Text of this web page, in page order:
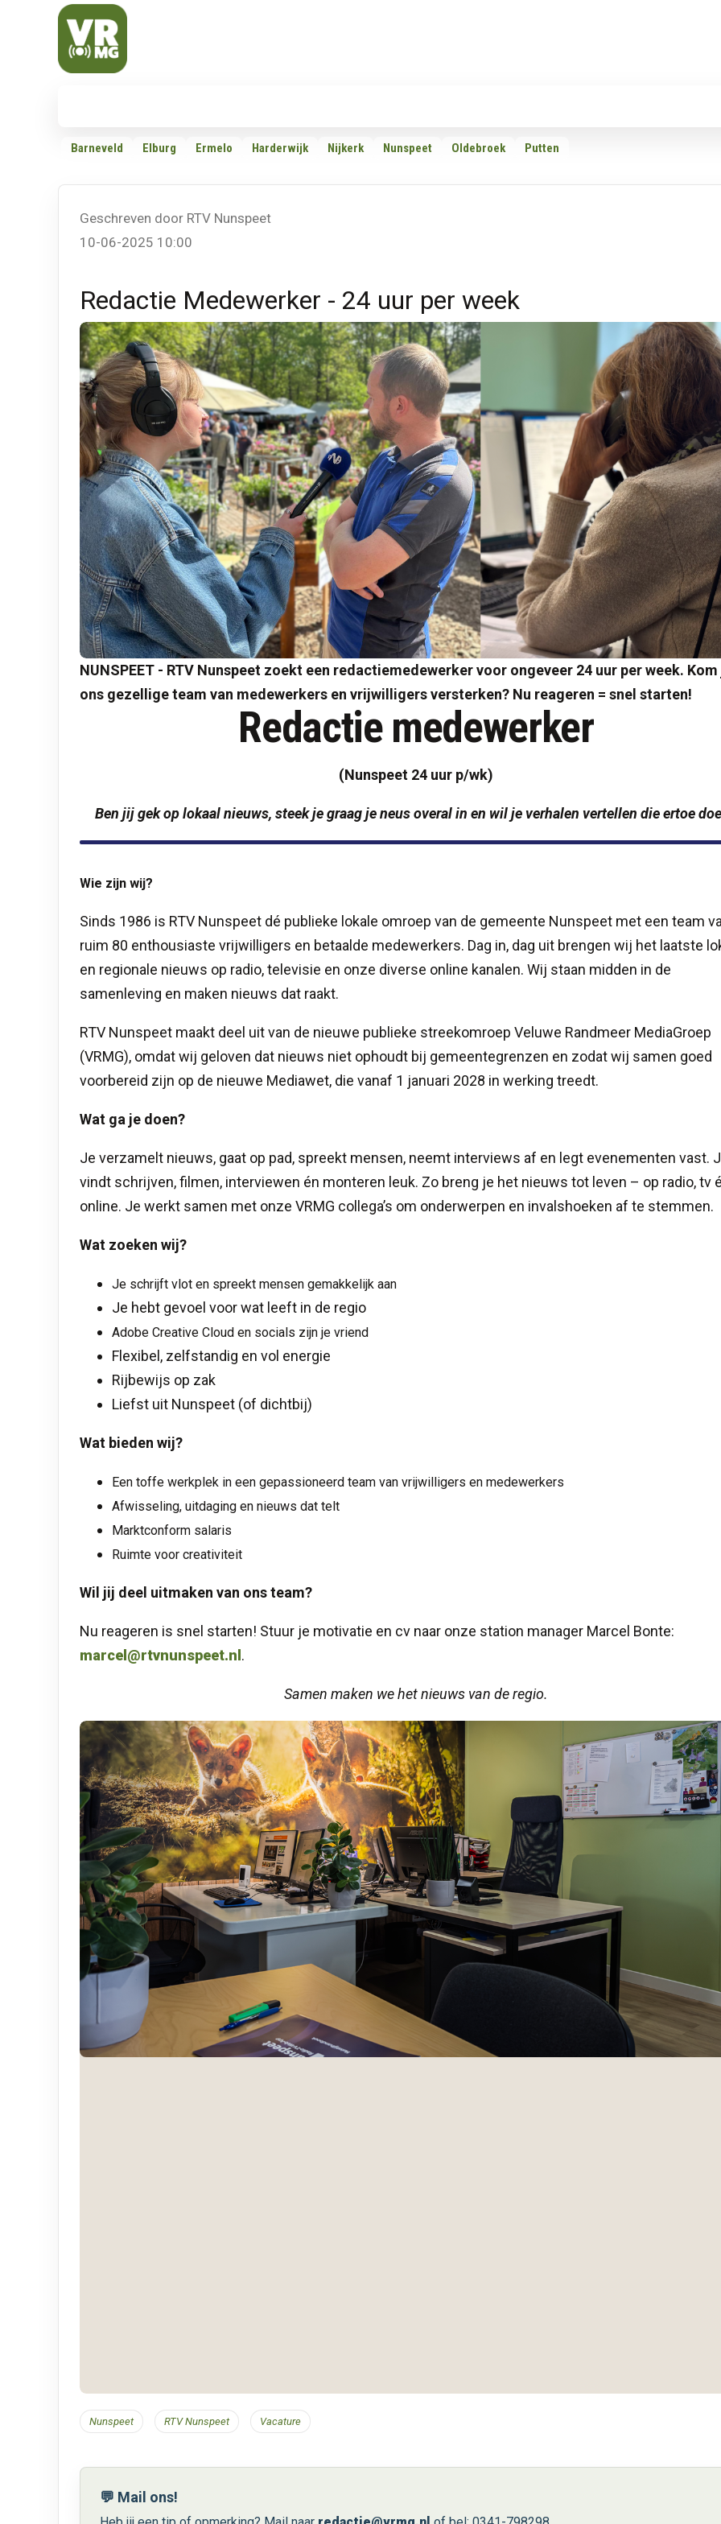
Veluwe Randmeer Mediagroep
VRMG, de omroep voor de Noord-West Veluwe
Barneveld Elburg Ermelo Harderwijk Nijkerk Nunspeet Oldebroek Putten
Geschreven door RTV Nunspeet
10-06-2025 10:00
Redactie Medewerker - 24 uur per week
NUNSPEET - RTV Nunspeet zoekt een redactiemedewerker voor ongeveer 24 uur per week.
ons gezellige team van medewerkers en vrijwilligers versterken? Nu reageren = snel starten!
Redactie medewerker
(Nunspeet 24 uur p/wk)
Ben jij gek op lokaal nieuws, steek je graag je neus overal in en wil je verhalen vertellen die ertoe
Wie zijn wij?
Sinds 1986 is RTV Nunspeet dé publieke lokale omroep van de gemeente Nunspeet met een team
ruim 80 enthousiaste vrijwilligers en betaalde medewerkers. Dag in, dag uit brengen wij het laatste
en regionale nieuws op radio, televisie en onze diverse online kanalen. Wij staan midden in de
samenleving en maken nieuws dat raakt.
RTV Nunspeet maakt deel uit van de nieuwe publieke streekomroep Veluwe Randmeer MediaGroep
(VRMG), omdat wij geloven dat nieuws niet ophoudt bij gemeentegrenzen en zodat wij samen goed
voorbereid zijn op de nieuwe Mediawet, die vanaf 1 januari 2028 in werking treedt.
Wat ga je doen?
Je verzamelt nieuws, gaat op pad, spreekt mensen, neemt interviews af en legt evenementen vast.
vindt schrijven, filmen, interviewen én monteren leuk. Zo breng je het nieuws tot leven – op radio, tv
online. Je werkt samen met onze VRMG collega’s om onderwerpen en invalshoeken af te stemmen.
Wat zoeken wij?
Je schrijft vlot en spreekt mensen gemakkelijk aan
Je hebt gevoel voor wat leeft in de regio
Adobe Creative Cloud en socials zijn je vriend
Flexibel, zelfstandig en vol energie
Rijbewijs op zak
Liefst uit Nunspeet (of dichtbij)
Wat bieden wij?
Een toffe werkplek in een gepassioneerd team van vrijwilligers en medewerkers
Afwisseling, uitdaging en nieuws dat telt
Marktconform salaris
Ruimte voor creativiteit
Wil jij deel uitmaken van ons team?
Nu reageren is snel starten! Stuur je motivatie en cv naar onze station manager Marcel Bonte:
marcel@rtvnunspeet.nl .
Samen maken we het nieuws van de regio.
Nunspeet RTV Nunspeet Vacature
💬 Mail ons!